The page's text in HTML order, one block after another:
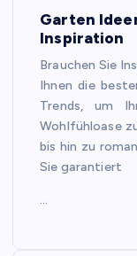
Garten
Inspiration
Brauchen Sie
Ihnen die
Trends, um
Wohlfühloase
bis hin zu
Sie garantiert
…